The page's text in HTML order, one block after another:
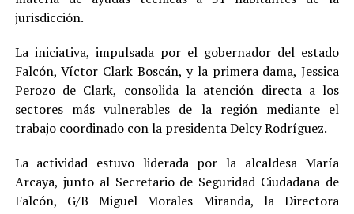
jurisdicción.
La iniciativa, impulsada por el gobernador del estado
Falcón, Víctor Clark Boscán, y la primera dama, Jessica
Perozo de Clark, consolida la atención directa a los
sectores más vulnerables de la región mediante el
trabajo coordinado con la presidenta Delcy Rodríguez.
La actividad estuvo liderada por la alcaldesa María
Arcaya, junto al Secretario de Seguridad Ciudadana de
Falcón, G/B Miguel Morales Miranda, la Directora